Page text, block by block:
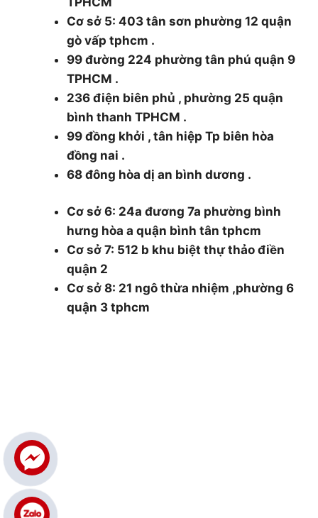
Cơ sở 5: 403 tân sơn phường 12 quận
gò vấp tphcm .
99 đường 224 phường tân phú quận 9
TPHCM .
236 điện biên phủ , phường 25 quận
bình thanh TPHCM .
99 đồng khởi , tân hiệp Tp biên hòa
đồng nai .
68 đông hòa dị an bình dương .
Cơ sở 6: 24a đương 7a phường bình
hưng hòa a quận bình tân tphcm
Cơ sở 7: 512 b khu biệt thự thảo điền
quận 2
Cơ sở 8: 21 ngô thừa nhiệm ,phường 6
quận 3 tphcm
Dịch vụ cắt cây
Dịch vụ cắt tỉa cây xanh
Đốn hạ cây xanh
Tin tức